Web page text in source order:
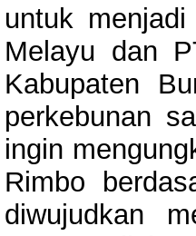
untuk
Melayu dan
Kabupaten
perkebunan
ingin
Rimbo
diwujudkan